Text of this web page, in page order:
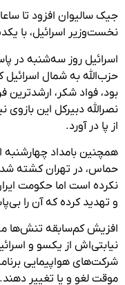
جیک سالیوان افزود تا
نخست‌وزیر اسرائیل، با
اسرائیل روز سه‌شنبه در
بود، فواد شکر،
نصرالله دبیرکل این بازوی
از پا در آورد.
همچنین بامداد
حماس، در تهران کشته شد.
نکرده است اما حکومت
و تهدید کرده که آن را
افزیش کم‌سابقه تنش‌ها
نیابتی‌اش از یکسو و
شرکت‌های هواپیمایی
موقت لغو و یا تغییر دهند.